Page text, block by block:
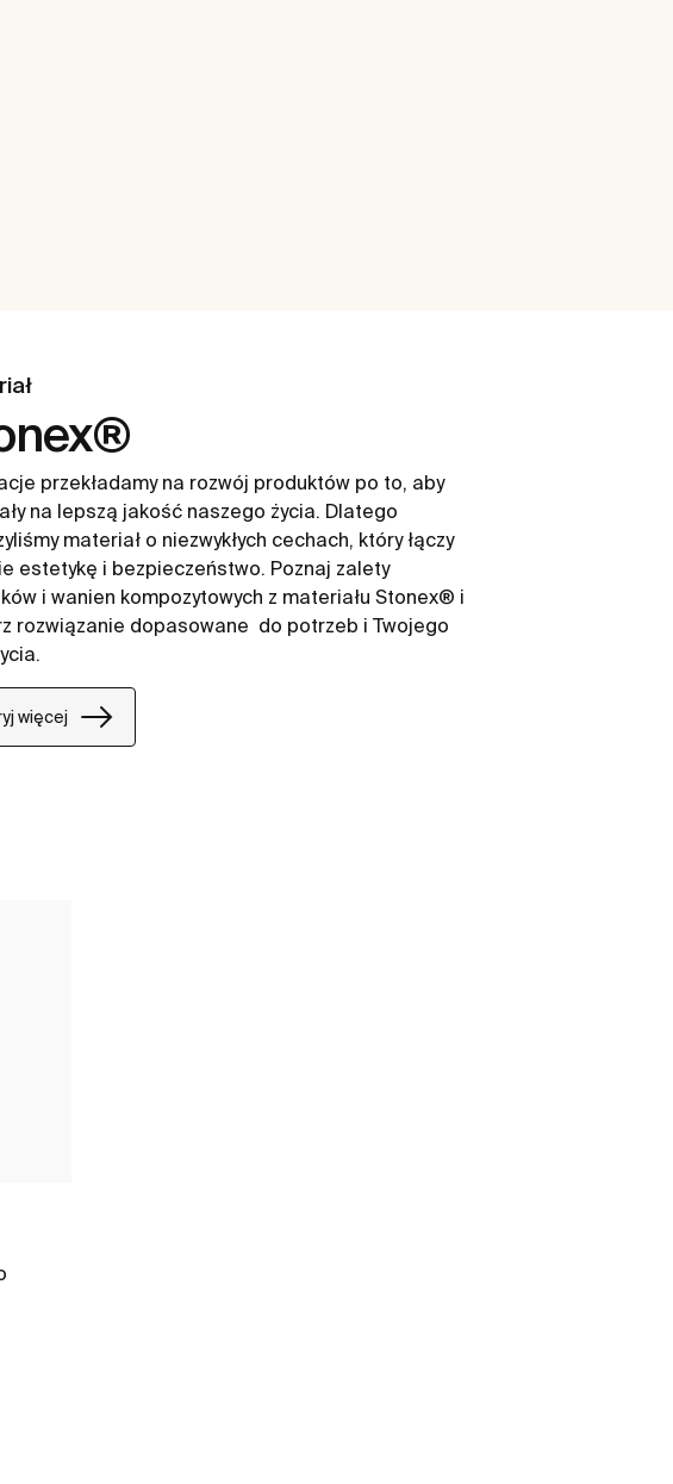
przekładamy na rozwój produktów po to, aby
na lepszą jakość naszego życia. Dlatego
materiał o niezwykłych cechach, który łączy
estetykę i bezpieczeństwo. Poznaj zalety
i wanien kompozytowych z materiału Stonex® i
rozwiązanie dopasowane ​ do potrzeb i Twojego
więcej